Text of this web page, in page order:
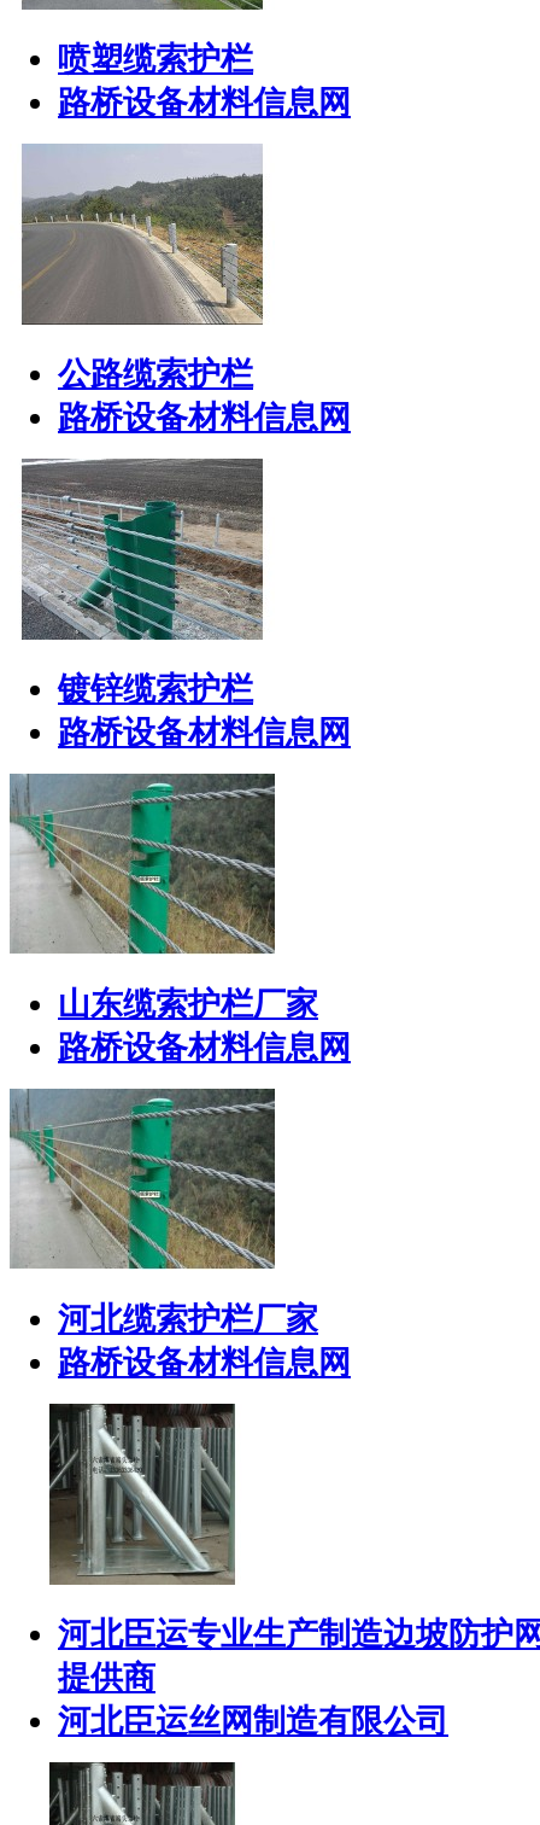
喷塑缆索护栏
路桥设备材料信息网
公路缆索护栏
路桥设备材料信息网
镀锌缆索护栏
路桥设备材料信息网
山东缆索护栏厂家
路桥设备材料信息网
河北缆索护栏厂家
路桥设备材料信息网
河北臣运专业生产制造边坡防护
提供商
河北臣运丝网制造有限公司